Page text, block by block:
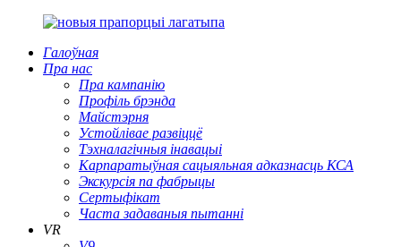
Галоўная
Пра нас
Пра кампанію
Профіль брэнда
Майстэрня
Устойлівае развіццё
Тэхналагічныя інавацыі
Карпаратыўная сацыяльная адказнасць КСА
Экскурсія па фабрыцы
Сертыфікат
Часта задаваныя пытанні
VR